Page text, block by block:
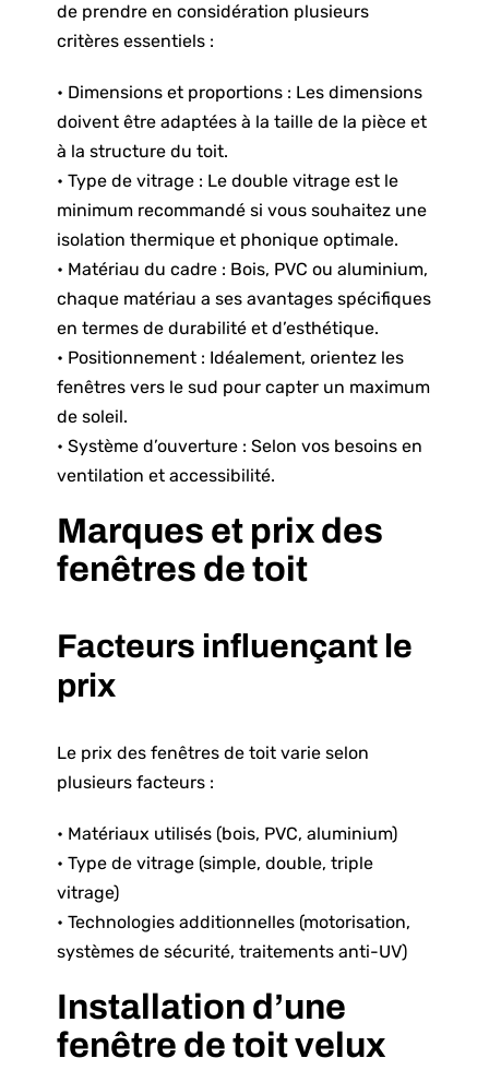
de prendre en considération plusieurs
critères essentiels :
• Dimensions et proportions : Les dimensions
doivent être adaptées à la taille de la pièce et
à la structure du toit.
• Type de vitrage : Le double vitrage est le
minimum recommandé si vous souhaitez une
isolation thermique et phonique optimale.
• Matériau du cadre : Bois, PVC ou aluminium,
chaque matériau a ses avantages spécifiques
en termes de durabilité et d’esthétique.
• Positionnement : Idéalement, orientez les
fenêtres vers le sud pour capter un maximum
de soleil.
• Système d’ouverture : Selon vos besoins en
ventilation et accessibilité.
Marques et prix des
fenêtres de toit
Facteurs influençant le
prix
Le prix des fenêtres de toit varie selon
plusieurs facteurs :
• Matériaux utilisés (bois, PVC, aluminium)
• Type de vitrage (simple, double, triple
vitrage)
• Technologies additionnelles (motorisation,
systèmes de sécurité, traitements anti-UV)
Installation d’une
fenêtre de toit velux